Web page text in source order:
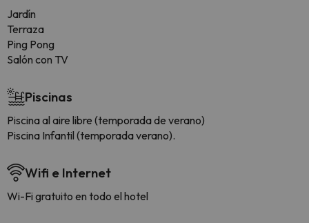
Jardín
Terraza
Ping Pong
Salón con TV
Piscinas
Piscina al aire libre (temporada de verano)
Piscina Infantil (temporada verano).
Wifi e Internet
Wi-Fi gratuito en todo el hotel